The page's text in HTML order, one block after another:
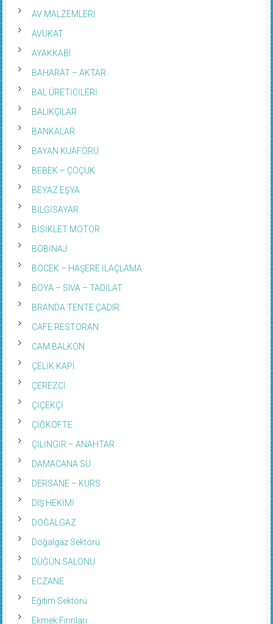
AV MALZEMLERİ
AVUKAT
AYAKKABI
BAHARAT – AKTAR
BAL ÜRETİCİLERİ
BALIKÇILAR
BANKALAR
BAYAN KUAFÖRÜ
BEBEK – ÇOÇUK
BEYAZ EŞYA
BİLGİSAYAR
BİSİKLET MOTOR
BOBİNAJ
BÖCEK – HAŞERE İLAÇLAMA
BOYA – SIVA – TADİLAT
BRANDA TENTE ÇADIR
CAFE RESTORAN
CAM BALKON
ÇELİK KAPI
ÇEREZCİ
ÇİÇEKÇİ
ÇİĞKÖFTE
ÇİLİNGİR – ANAHTAR
DAMACANA SU
DERSANE – KURS
DIŞ HEKİMİ
DOĞALGAZ
Doğalgaz Sektörü
DÜĞÜN SALONU
ECZANE
Eğitim Sektörü
Ekmek Fırınları